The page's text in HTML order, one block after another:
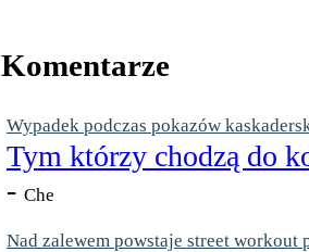
Komentarze
Wypadek podczas pokazów
Tym którzy chodzą do
- Che
Nad zalewem powstaje street workout